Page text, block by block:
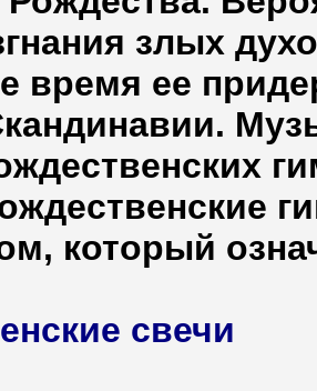
злых
время ее
который
свечи